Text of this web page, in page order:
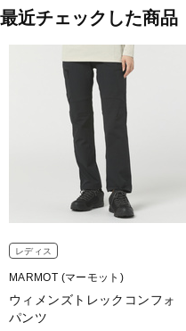
最近チェックした商品
レディス
MARMOT (マーモット)
ウィメンズトレックコンフォ
パンツ